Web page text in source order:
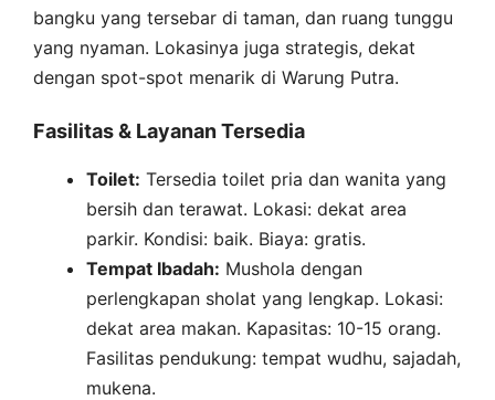
bangku yang tersebar di taman, dan ruang tunggu
yang nyaman. Lokasinya juga strategis, dekat
dengan spot-spot menarik di Warung Putra.
Fasilitas & Layanan Tersedia
Toilet: Tersedia toilet pria dan wanita yang
bersih dan terawat. Lokasi: dekat area
parkir. Kondisi: baik. Biaya: gratis.
Tempat Ibadah: Mushola dengan
perlengkapan sholat yang lengkap. Lokasi:
dekat area makan. Kapasitas: 10-15 orang.
Fasilitas pendukung: tempat wudhu, sajadah,
mukena.